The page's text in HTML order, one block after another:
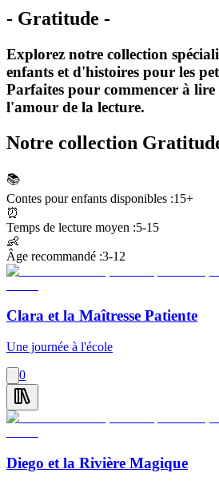
- Gratitude -
Explorez notre collection
enfants et d'histoires pour les
Parfaites pour commencer à lire
l'amour de la lecture.
Notre collection
📚
Contes pour enfants disponibles :15+
⏰
Temps de lecture moyen :5-15
👶
Âge recommandé :3-12
Clara et la Maîtresse Patiente
Une journée à l'école
0
Diego et la Rivière Magique